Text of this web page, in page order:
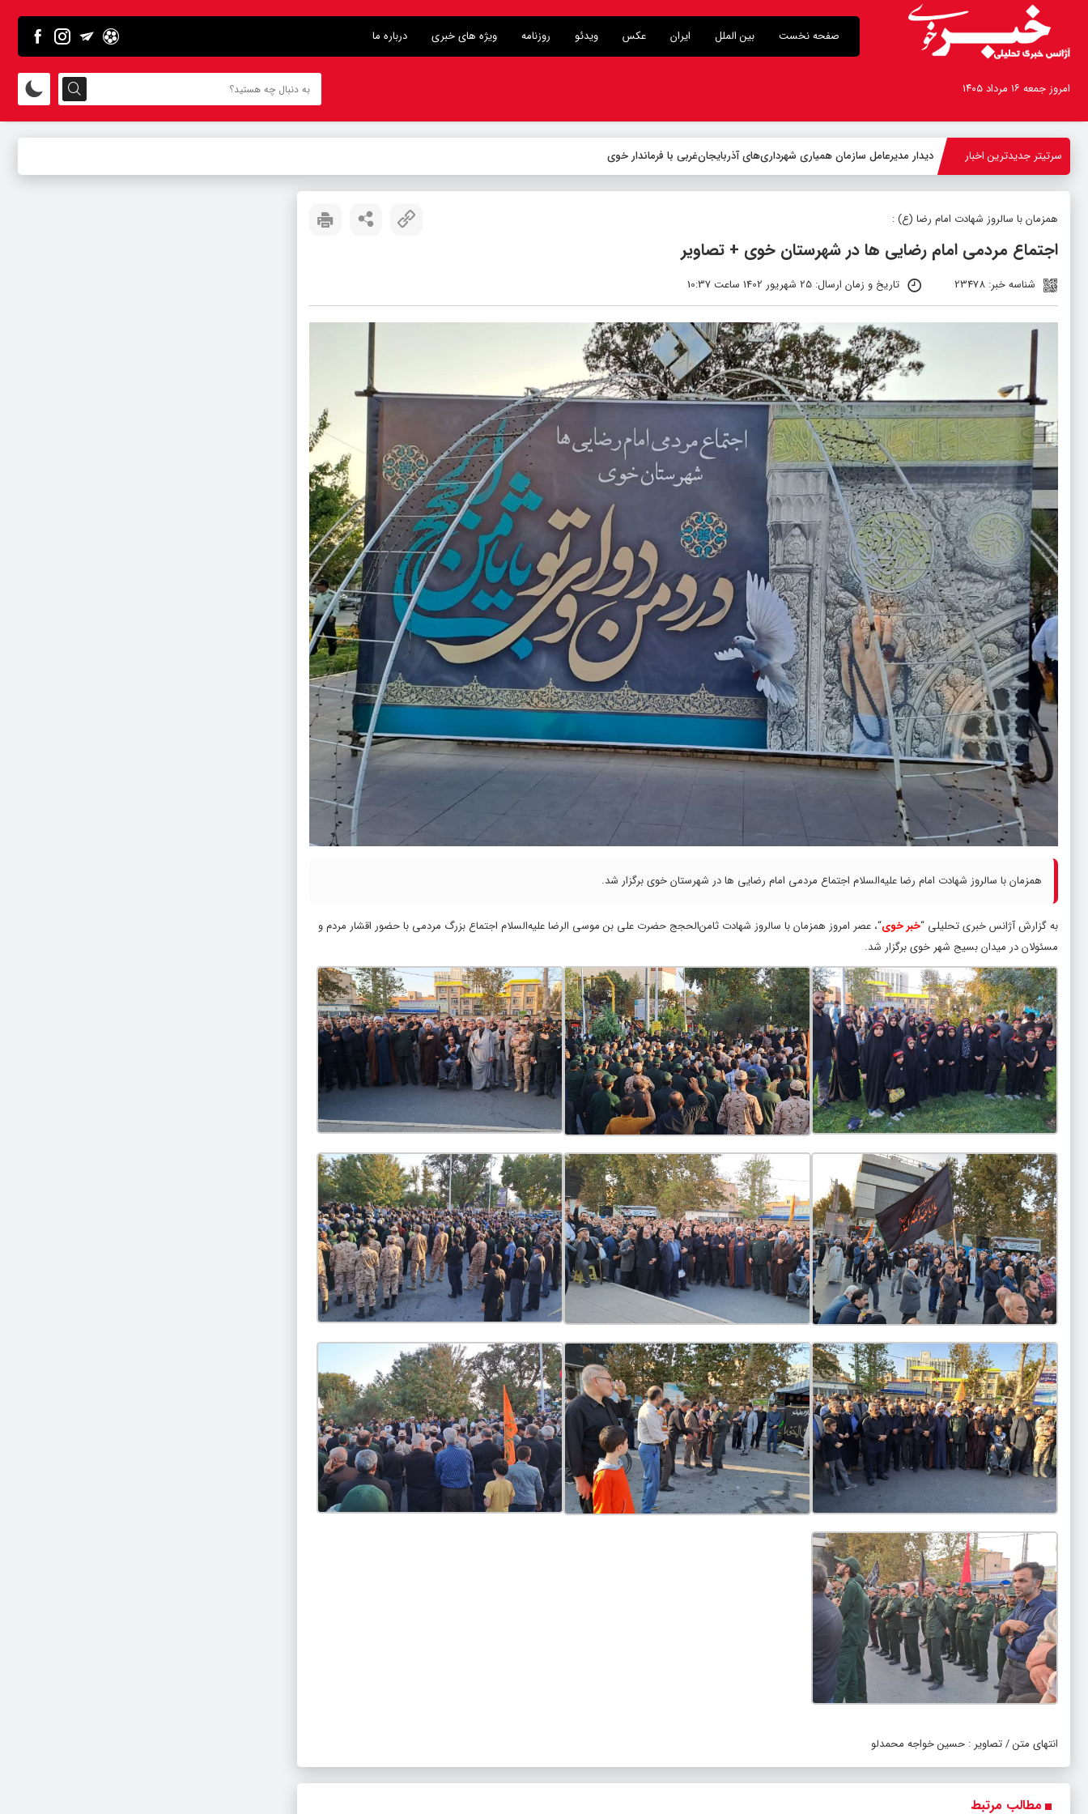
صفحه نخست بین الملل ایران عکس ویدئو روزنامه ویژه های خبری درباره ما
امروز جمعه ۱۶ مرداد ۱۴۰۵
سرتیتر جدیدترین اخبار -
همزمان با سالروز شهادت امام رضا (ع) :
اجتماع مردمی امام رضایی ها در شهرستان خوی + تصاویر
شناسه خبر: 23478 تاریخ و زمان ارسال: 25 شهریور 1402 ساعت 10:37
همزمان با سالروز شهادت امام رضا علیه‌السلام اجتماع مردمی امام رضایی ها در شهرستان خوی برگزار شد.
به گزارش آژانس خبری تحلیلی “خبر خوی“، عصر امروز همزمان با سالروز شهادت ثامن‌الحجج حضرت علی بن موسی الرضا علیه‌السلام اجتماع بزرگ مردمی با حضور اقشار مردم و
مسئولان در میدان بسیج شهر خوی برگزار شد.
انتهای متن / تصاویر : حسین خواجه محمدلو
مطالب مرتبط